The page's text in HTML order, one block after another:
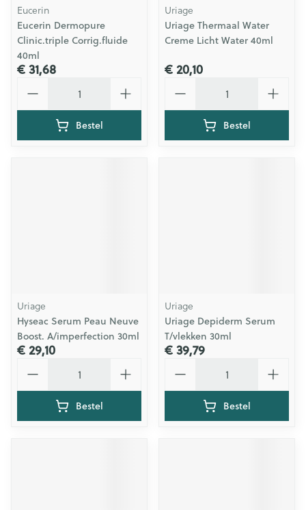
Eucerin
Eucerin Dermopure
Clinic.triple Corrig.fluide
40ml
€ 31,68
Bestel
Uriage
Uriage Thermaal Water
Creme Licht Water 40ml
€ 20,10
Bestel
Uriage
Hyseac Serum Peau Neuve
Boost. A/imperfection 30ml
€ 29,10
Bestel
Uriage
Uriage Depiderm Serum
T/vlekken 30ml
€ 39,79
Bestel